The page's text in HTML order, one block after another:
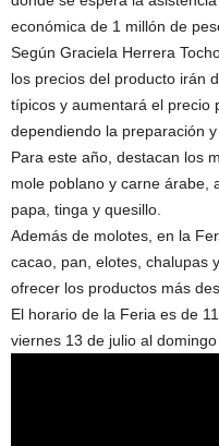
económica de 1 millón de
Según Graciela Herrera
los precios del producto irán
típicos y aumentará el precio
dependiendo la preparación
Para este año, destacan los
mole poblano y carne árabe,
papa, tinga y quesillo.
Además de molotes, en la
cacao, pan, elotes, chalupas
ofrecer los productos más
El horario de la Feria es de
viernes 13 de julio al domingo